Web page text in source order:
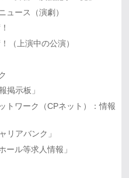
ュース（演劇）
（上演中の公演）
掲示板」
トワーク（CPネット）：情報
リアバンク」
ール等求人情報」